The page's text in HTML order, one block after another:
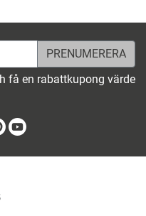
få en rabattkupong värde
Pinterest